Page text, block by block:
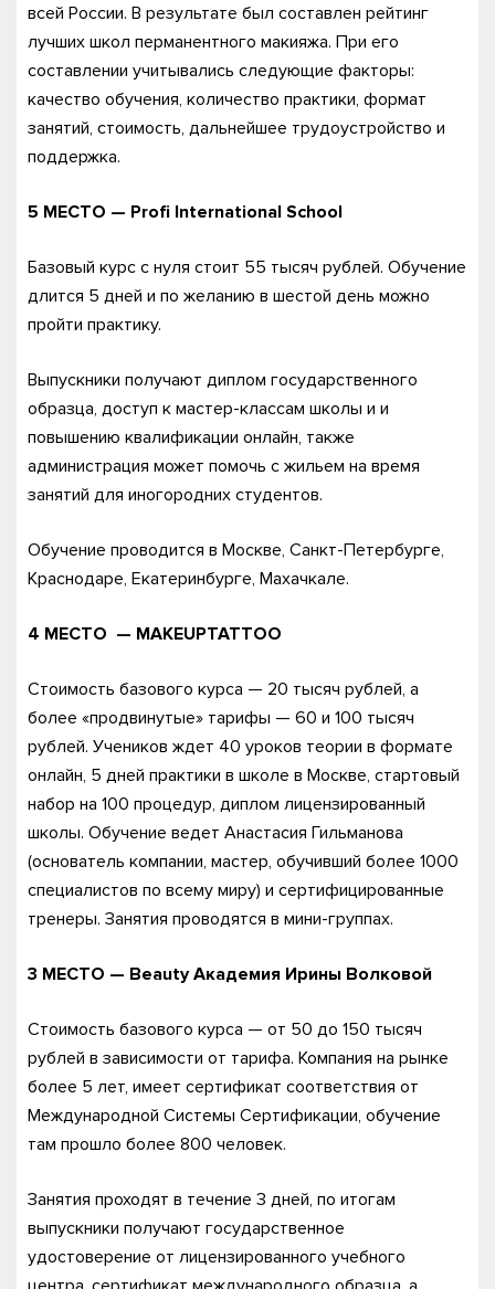
всей России. В результате был составлен рейтинг
лучших школ перманентного макияжа. При его
составлении учитывались следующие факторы:
качество обучения, количество практики, формат
занятий, стоимость, дальнейшее трудоустройство и
поддержка.
5 МЕСТО — Profi International School
Базовый курс с нуля стоит 55 тысяч рублей. Обучение
длится 5 дней и по желанию в шестой день можно
пройти практику.
Выпускники получают диплом государственного
образца, доступ к мастер-классам школы и и
повышению квалификации онлайн, также
администрация может помочь с жильем на время
занятий для иногородних студентов.
Обучение проводится в Москве, Санкт-Петербурге,
Краснодаре, Екатеринбурге, Махачкале.
4 МЕСТО — MAKEUPTATTOO
Стоимость базового курса — 20 тысяч рублей, а
более «продвинутые» тарифы — 60 и 100 тысяч
рублей. Учеников ждет 40 уроков теории в формате
онлайн, 5 дней практики в школе в Москве, стартовый
набор на 100 процедур, диплом лицензированный
школы. Обучение ведет Анастасия Гильманова
(основатель компании, мастер, обучивший более 1000
специалистов по всему миру) и сертифицированные
тренеры. Занятия проводятся в мини-группах.
3 МЕСТО — BeautyАкадемия Ирины Волковой
Стоимость базового курса — от 50 до 150 тысяч
рублей в зависимости от тарифа. Компания на рынке
более 5 лет, имеет сертификат соответствия от
Международной Системы Сертификации, обучение
там прошло более 800 человек.
Занятия проходят в течение 3 дней, по итогам
выпускники получают государственное
удостоверение от лицензированного учебного